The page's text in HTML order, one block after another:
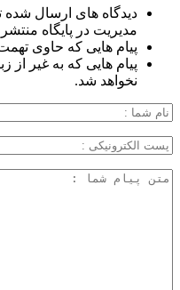
دیدگاه های ارسال شده
مدیریت در پایگاه
پیام هایی که حاوی
پیام هایی که به غیر از
نخواهد شد.